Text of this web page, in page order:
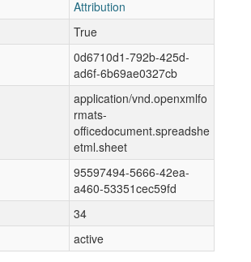
Attribution
True
0d6710d1-792b-425d-
ad6f-6b69ae0327cb
application/vnd.openxmlfo
rmats-
officedocument.spreadshe
etml.sheet
95597494-5666-42ea-
a460-53351cec59fd
34
active